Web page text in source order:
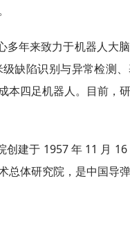
多年来致力于机器人大
缺陷识别与异常检测
本四足机器人。目前，
建于 1957 年 11 月
总体研究院，是中国导